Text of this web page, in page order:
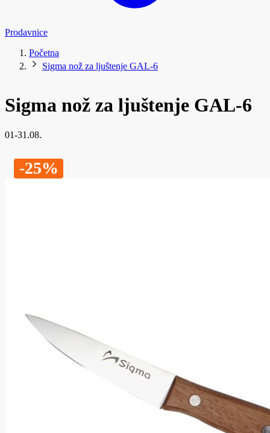
Prodavnice
Početna
Sigma nož za ljuštenje GAL-6
Sigma nož za ljuštenje GAL-6
01-31.08.
-25%